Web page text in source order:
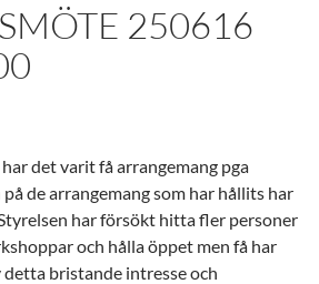
250616
det varit få arrangemang pga
de arrangemang som har hållits har
har försökt hitta fler personer
och hålla öppet men få har
bristande intresse och